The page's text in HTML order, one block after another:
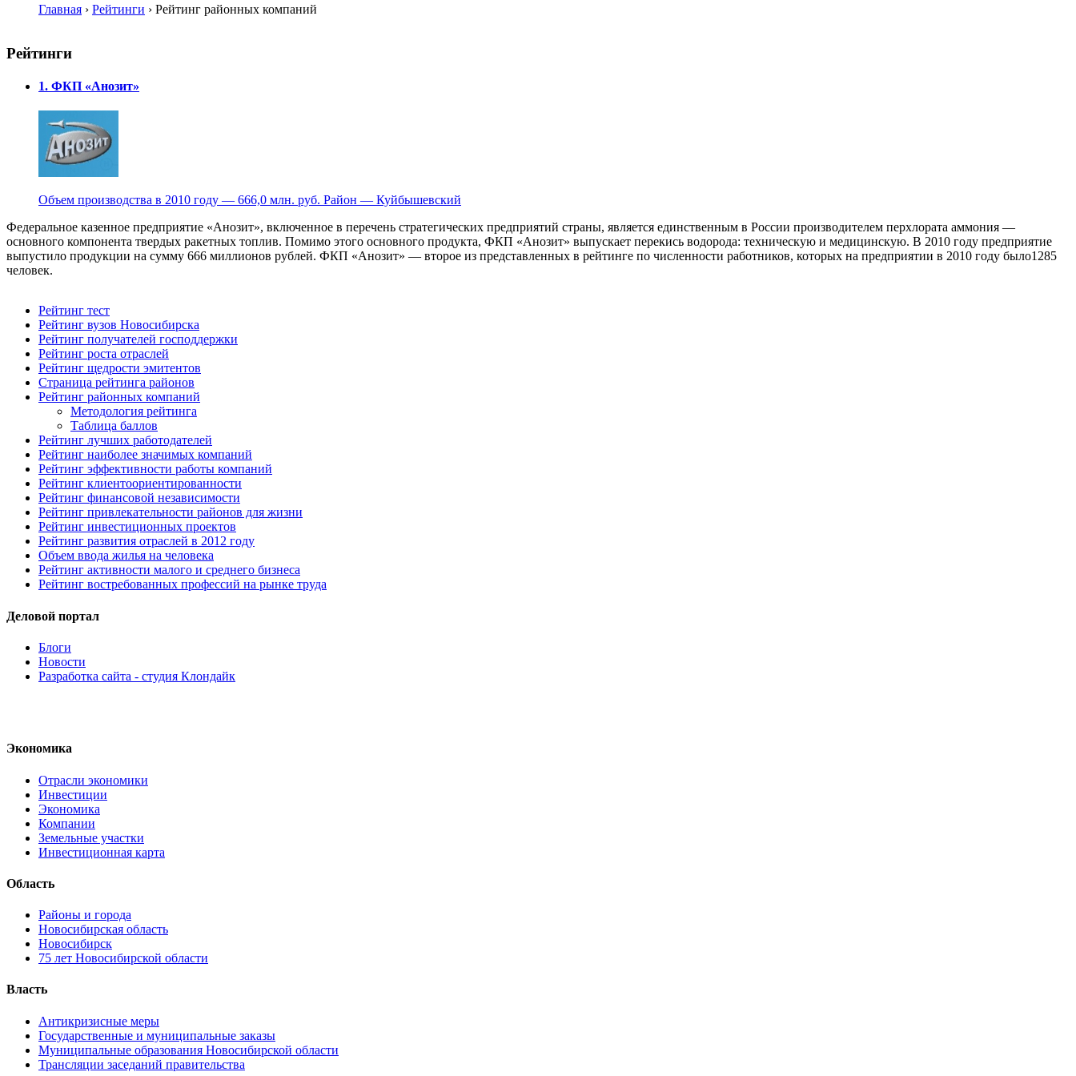
Главная › Рейтинги › Рейтинг районных компаний
Рейтинги
1. ФКП «Анозит»
Объем производства в 2010 году — 666,0 млн. руб. Район — Куйбышевский
Федеральное казенное предприятие «Анозит», включенное в перечень стратегических предприятий страны, является единственным в России производителем перхлората аммония —
основного компонента твердых ракетных топлив. Помимо этого основного продукта, ФКП «Анозит» выпускает перекись водорода: техническую и медицинскую. В 2010 году предприятие
выпустило продукции на сумму 666 миллионов рублей. ФКП «Анозит» — второе из представленных в рейтинге по численности работников, которых на предприятии в 2010 году было1285
человек.
Рейтинг тест
Рейтинг вузов Новосибирска
Рейтинг получателей господдержки
Рейтинг роста отраслей
Рейтинг щедрости эмитентов
Страница рейтинга районов
Рейтинг районных компаний
Методология рейтинга
Таблица баллов
Рейтинг лучших работодателей
Рейтинг наиболее значимых компаний
Рейтинг эффективности работы компаний
Рейтинг клиентоориентированности
Рейтинг финансовой независимости
Рейтинг привлекательности районов для жизни
Рейтинг инвестиционных проектов
Рейтинг развития отраслей в 2012 году
Объем ввода жилья на человека
Рейтинг активности малого и среднего бизнеса
Рейтинг востребованных профессий на рынке труда
Деловой портал
Блоги
Новости
Разработка сайта - студия Клондайк
Экономика
Отрасли экономики
Инвестиции
Экономика
Компании
Земельные участки
Инвестиционная карта
Область
Районы и города
Новосибирская область
Новосибирск
75 лет Новосибирской области
Власть
Антикризисные меры
Государственные и муниципальные заказы
Муниципальные образования Новосибирской области
Трансляции заседаний правительства